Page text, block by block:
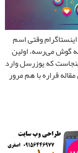
وقتی اسم
گوش می‌رسه، اولین
که یوزرسل وارد
قراره با هم مرور